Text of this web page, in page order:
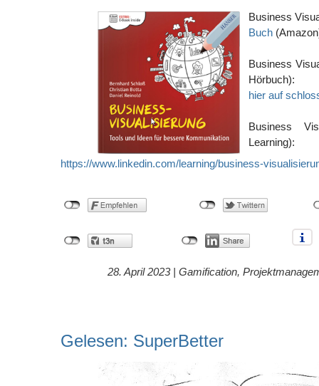
Business
Buch
Business
Hörbuch):
hier auf
Business
Learning):
https://www.linkedin.com/learning/business-
28. April 2023 | Gamification,
Gelesen: SuperBetter